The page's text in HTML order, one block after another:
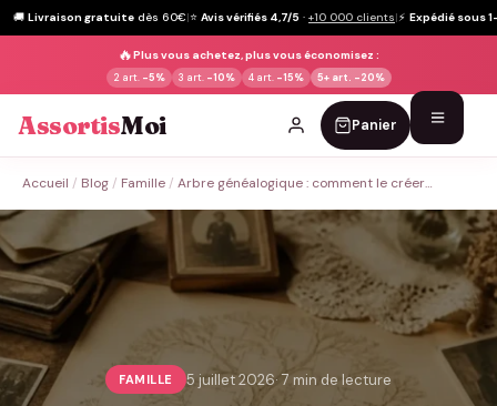
🚚 Livraison gratuite dès 60€|⭐ Avis vérifiés 4,7/5 · +10 000 clients|⚡ Expédié sous
🔥Plus vous achetez, plus vous économisez :
2 art. -5% 3 art. -10% 4 art. -15% 5+ art. -20%
AssortisMoi Panier
contenu
Accueil / Blog / Famille / Arbre généalogique : comment le créer…
FAMILLE 5 juillet 2026· 7 min de lecture